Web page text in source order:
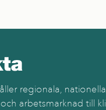
regionala,
arbetsmarknad till